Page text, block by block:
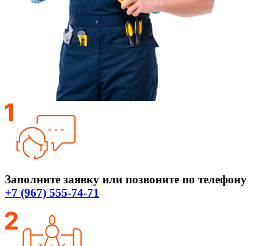
Заполните заявку или позвоните по телефону
+7 (967) 555-74-71